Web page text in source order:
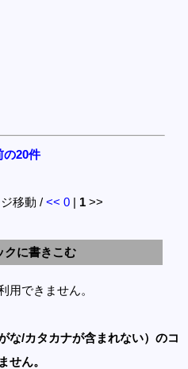
の20件
移動 / << 0 | 1 >>
クに書きこむ
用できません。
な/カタカナが含まれない）のコ
せん。